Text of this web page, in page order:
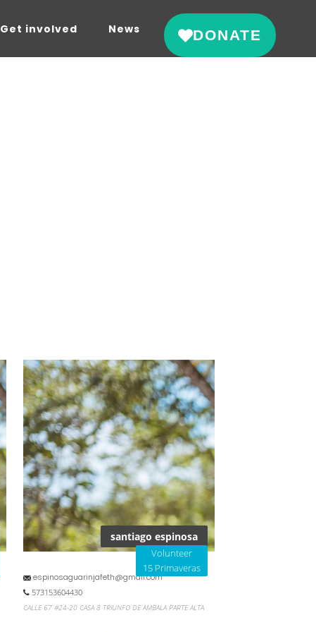
Get involved News DONATE
santiago espinosa
Volunteer
15 Primaveras
espinosaguarinjafeth@gmail.com
573153604430
CALLE 67 #24-20 CASA 8 TRIUNFO DE AMBALA PARTE ALTA